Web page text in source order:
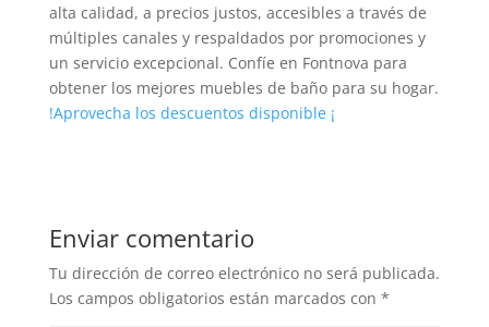
alta calidad, a precios justos, accesibles a través de
múltiples canales y respaldados por promociones y
un servicio excepcional. Confíe en Fontnova para
obtener los mejores muebles de baño para su hogar.
!Aprovecha los descuentos disponible ¡
Enviar comentario
Tu dirección de correo electrónico no será publicada.
Los campos obligatorios están marcados con *